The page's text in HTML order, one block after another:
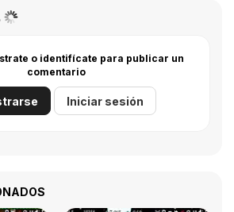
o identifícate para publicar un
comentario
Iniciar sesión